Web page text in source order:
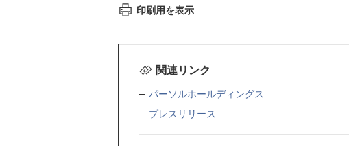
印刷用を表示
関連リンク
パーソルホールディングス
プレスリリース